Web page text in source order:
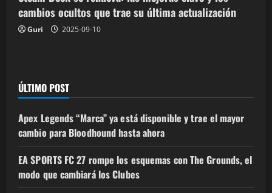
cambios ocultos que trae su última actualización
Guri 2025-09-10
ÚLTIMO POST
Apex Legends “Marca” ya está disponible y trae el mayor
cambio para Bloodhound hasta ahora
EA SPORTS FC 27 rompe los esquemas con The Grounds, el
modo que cambiará los Clubes